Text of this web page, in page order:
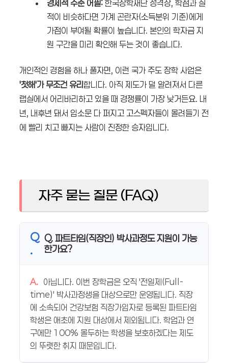
경제적 수준 어필: 한국장학재단 성격상, 학점과 실
적이 비슷하다면 가계 곤란자(소득분위 기준)에게
가점이 부여될 확률이 높습니다. 본인의 학자금 지
원 구간을 미리 확인해 두는 것이 좋습니다.
개인적인 경험을 하나 풀자면, 이런 국가 주도 장학 사업은
'첫해'가 무조건 유리합니다. 아직 제도가 덜 알려져서 다른
랩실에서 어리바리하고 있을 때 경쟁률이 가장 낮거든요. 내
년, 내후년 돼서 입소문 다 퍼지고 고스펙자들이 몰려들기 전
에 빨리 치고 빠지는 사람이 진정한 승자입니다.
자주 묻는 질문 (FAQ)
Q. 파트타임(직장인) 박사과정도 지원이 가능
한가요?
아닙니다. 이번 장학금은 오직 '전일제(Full-
time)' 박사과정생을 대상으로만 운영됩니다. 직장
에 소속되어 건강보험 직장가입자로 등록된 파트타임
학생은 애초에 지원 대상에서 제외됩니다. 학업과 연
구에만 100% 몰두하는 학생을 보호하겠다는 제도
의 뚜렷한 취지 때문입니다.